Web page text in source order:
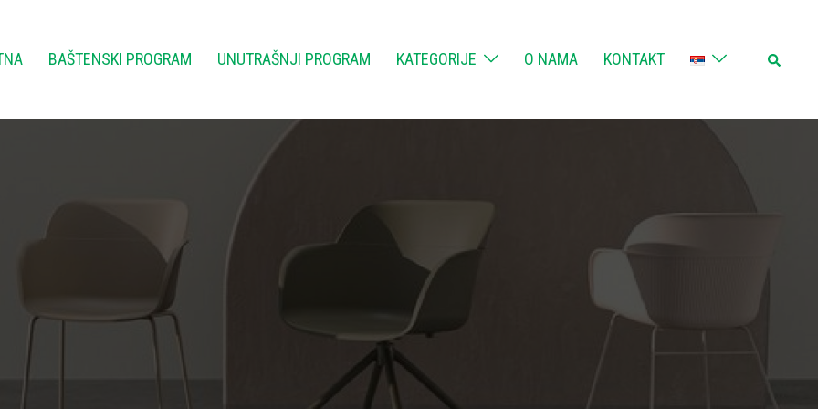
BAŠTENSKI PROGRAM UNUTRAŠNJI PROGRAM KATEGORIJE O NAMA KONTAKT Search